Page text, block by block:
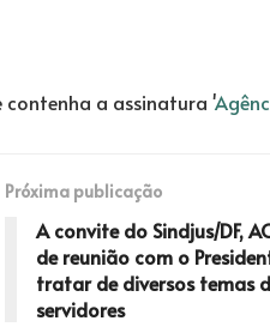
a assinatura '
Próxima publicação
A convite do Sindjus/DF,
de reunião com o
tratar de diversos temas
servidores